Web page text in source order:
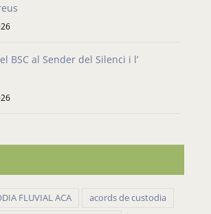
BSC al Sender del Silenci i l’
FLUVIAL ACA
acords de custodia